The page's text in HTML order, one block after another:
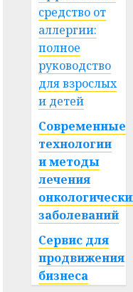
средство от
аллергии:
полное
руководство
для взрослых
и детей
Современные
технологии
и методы
лечения
заболеваний
Сервис для
продвижения
бизнеса